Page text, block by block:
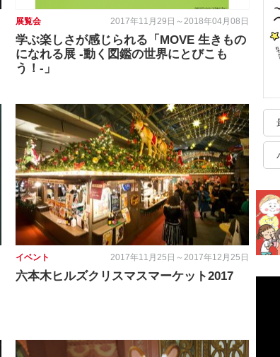
展覧会 2017年11月29日～2018年04月08日
学ぶ楽しさが感じられる「MOVE 生きもの
になれる展 -動く図鑑の世界にとびこも
う！-」
イベント 2017年11月25日～2017年12月25日
六本木ヒルズクリスマスマーケット2017